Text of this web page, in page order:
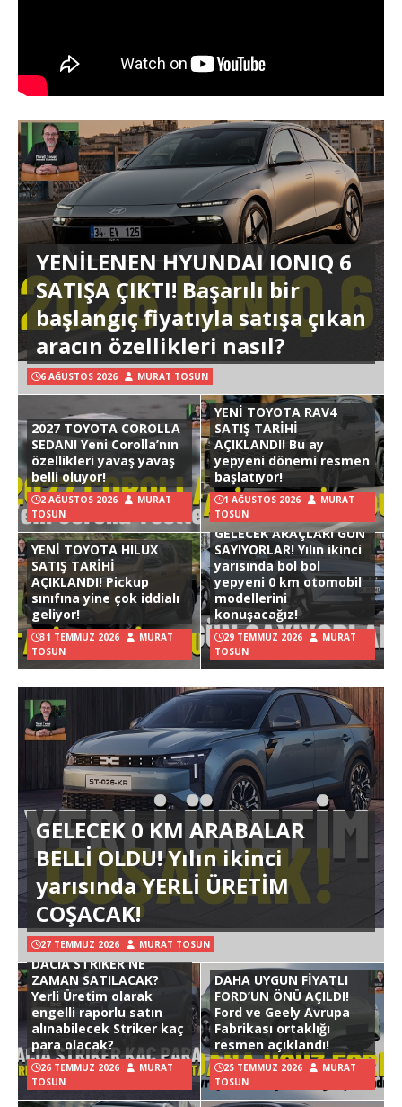
YENİLENEN HYUNDAI IONIQ 6
SATIŞA ÇIKTI! Başarılı bir
başlangıç fiyatıyla satışa çıkan
aracın özellikleri nasıl?
6 AĞUSTOS 2026 MURAT TOSUN
2027 TOYOTA COROLLA
SEDAN! Yeni Corolla’nın
özellikleri yavaş yavaş
belli oluyor!
2 AĞUSTOS 2026
MURAT
TOSUN
YENİ TOYOTA RAV4
SATIŞ TARİHİ
AÇIKLANDI! Bu ay
yepyeni dönemi resmen
başlatıyor!
1 AĞUSTOS 2026
MURAT
TOSUN
YENİ TOYOTA HILUX
SATIŞ TARİHİ
AÇIKLANDI! Pickup
sınıfına yine çok iddialı
geliyor!
31 TEMMUZ 2026
MURAT
TOSUN
GELECEK ARAÇLAR! GÜN
SAYIYORLAR! Yılın ikinci
yarısında bol bol
yepyeni 0 km otomobil
modellerini
konuşacağız!
29 TEMMUZ 2026
MURAT
TOSUN
GELECEK 0 KM ARABALAR
BELLİ OLDU! Yılın ikinci
yarısında YERLİ ÜRETİM
COŞACAK!
27 TEMMUZ 2026 MURAT TOSUN
DACIA STRIKER NE
ZAMAN SATILACAK?
Yerli Üretim olarak
engelli raporlu satın
alınabilecek Striker kaç
para olacak?
26 TEMMUZ 2026
MURAT
TOSUN
DAHA UYGUN FİYATLI
FORD’UN ÖNÜ AÇILDI!
Ford ve Geely Avrupa
Fabrikası ortaklığı
resmen açıklandı!
25 TEMMUZ 2026
MURAT
TOSUN